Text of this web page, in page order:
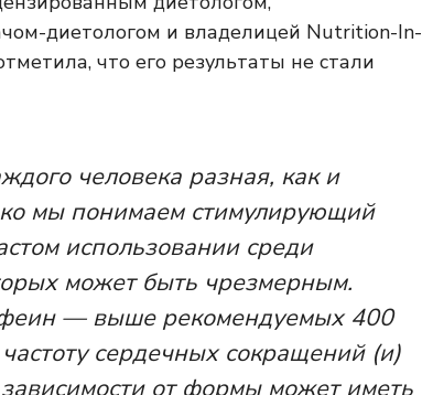
диетологом и владелицей Nutrition-In-
что его результаты не стали
человека разная, как и
мы понимаем стимулирующий
использовании среди
может быть чрезмерным.
— выше рекомендуемых 400
сердечных сокращений (и)